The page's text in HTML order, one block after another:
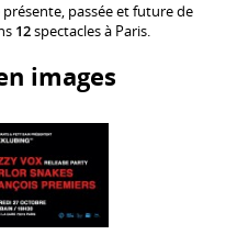
passée et future de
12spectacles à Paris.
images